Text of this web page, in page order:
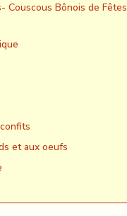
Couscous Bônois de Fêtes
et aux oeufs